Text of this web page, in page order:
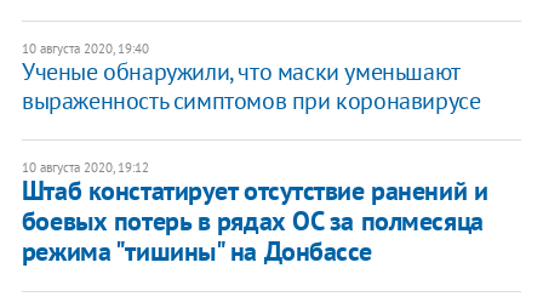
10 августа 2020, 19:40
Ученые обнаружили, что маски уменьшают
выраженность симптомов при коронавирусе
10 августа 2020, 19:12
Штаб констатирует отсутствие ранений и
боевых потерь в рядах ОС за полмесяца
режима "тишины" на Донбассе